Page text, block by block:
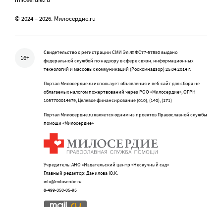
© 2024 – 2026. Милосердие.ru
16+
Свидетельство о регистрации СМИ Эл № ФС77-57850 выдано
федеральной службой по надзору в сфере связи, информационных
технологий и массовых коммуникаций (Роскомнадзор) 25.04.2014 г.
Портал Милосердие.ru использует объявления и веб-сайт для сбора не
облагаемых налогом пожертвований через РОО «Милосердие», ОГРН
1057700014679, Целевое финансирование (010), (140), (171)
Портал Милосердие.ru является одним из проектов Православной службы
помощи «Милосердие»
Учредитель: АНО «Издательский центр «Нескучный сад»
Главный редактор: Данилова Ю.К.
info@miloserdie.ru
8-499-350-05-95